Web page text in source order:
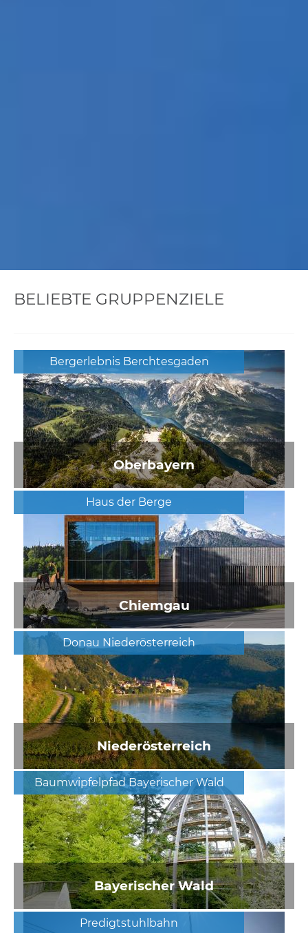
BELIEBTE GRUPPENZIELE
Bergerlebnis Berchtesgaden
Oberbayern
Haus der Berge
Chiemgau
Donau Niederösterreich
Niederösterreich
Baumwipfelpfad Bayerischer Wald
Bayerischer Wald
Predigtstuhlbahn